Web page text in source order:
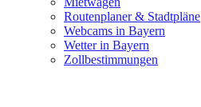
Routenplaner & Stadtpläne
Webcams in Bayern
Wetter in Bayern
Zollbestimmungen